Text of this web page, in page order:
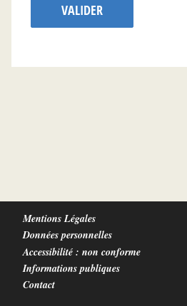
VALIDER
Mentions Légales
Données personnelles
Accessibilité : non conforme
Informations publiques
Contact